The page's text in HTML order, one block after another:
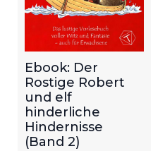
Ebook: Der
Rostige Robert
und elf
hinderliche
Hindernisse
(Band 2)